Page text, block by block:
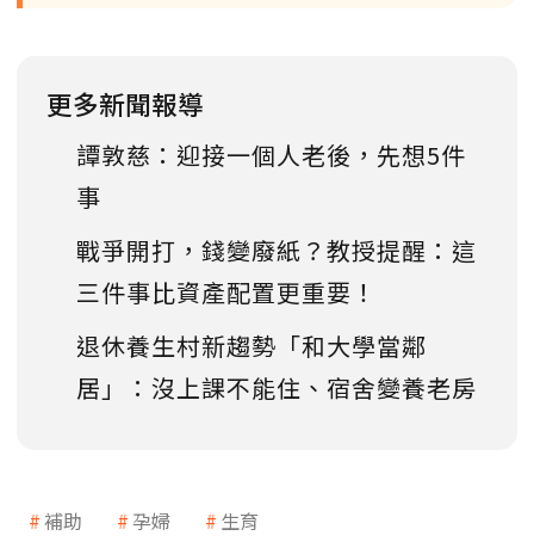
更多新聞報導
譚敦慈：迎接一個人老後，先想5件
事
戰爭開打，錢變廢紙？教授提醒：這
三件事比資產配置更重要！
退休養生村新趨勢「和大學當鄰
居」：沒上課不能住、宿舍變養老房
補助 孕婦 生育